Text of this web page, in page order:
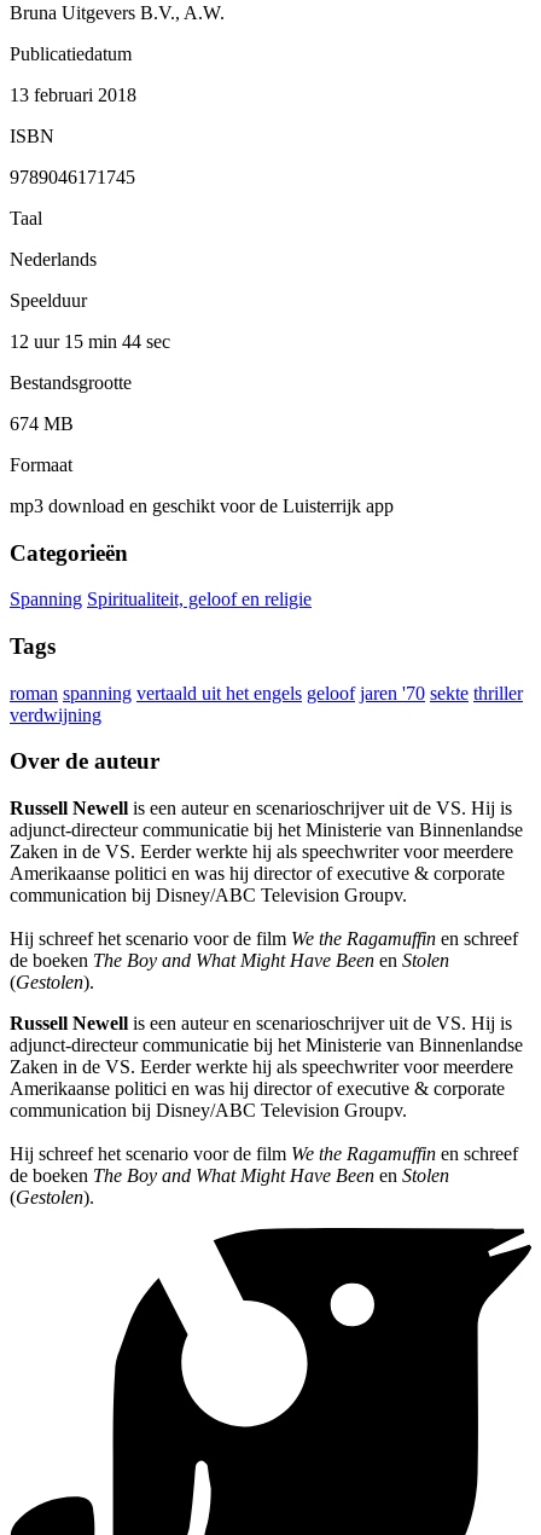
Bruna Uitgevers B.V., A.W.
Publicatiedatum
13 februari 2018
ISBN
9789046171745
Taal
Nederlands
Speelduur
12 uur 15 min 44 sec
Bestandsgrootte
674 MB
Formaat
mp3 download en geschikt voor de Luisterrijk app
Categorieën
Spanning Spiritualiteit, geloof en religie
Tags
roman spanning vertaald uit het engels geloof jaren '70 sekte thriller
verdwijning
Over de auteur
Russell Newell is een auteur en scenarioschrijver uit de VS. Hij is
adjunct-directeur communicatie bij het Ministerie van Binnenlandse
Zaken in de VS. Eerder werkte hij als speechwriter voor meerdere
Amerikaanse politici en was hij director of executive & corporate
communication bij Disney/ABC Television Groupv.
Hij schreef het scenario voor de film We the Ragamuffin en schreef
de boeken The Boy and What Might Have Been en Stolen
(Gestolen).
Russell Newell is een auteur en scenarioschrijver uit de VS. Hij is
adjunct-directeur communicatie bij het Ministerie van Binnenlandse
Zaken in de VS. Eerder werkte hij als speechwriter voor meerdere
Amerikaanse politici en was hij director of executive & corporate
communication bij Disney/ABC Television Groupv.
Hij schreef het scenario voor de film We the Ragamuffin en schreef
de boeken The Boy and What Might Have Been en Stolen
(Gestolen).